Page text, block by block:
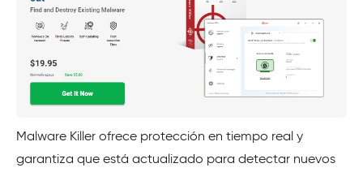
Malware Killer ofrece protección en tiempo real y
garantiza que está actualizado para detectar nuevos